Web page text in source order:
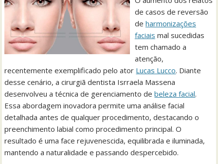
de casos de reversão
de harmonizações
faciais mal sucedidas
tem chamado a
atenção,
recentemente exemplificado pelo ator Lucas Lucco. Diante
desse cenário, a cirurgiã dentista Isrraela Massena
desenvolveu a técnica de gerenciamento debeleza facial.
Essa abordagem inovadora permite uma análise facial
detalhada antes de qualquer procedimento, destacando o
preenchimento labial como procedimento principal. O
resultado é uma face rejuvenescida, equilibrada e iluminada,
mantendo a naturalidade e passando despercebido.